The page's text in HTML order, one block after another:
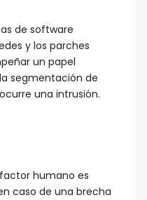
de software
y los parches
un papel
segmentación de
una intrusión.
humano es
caso de una brecha